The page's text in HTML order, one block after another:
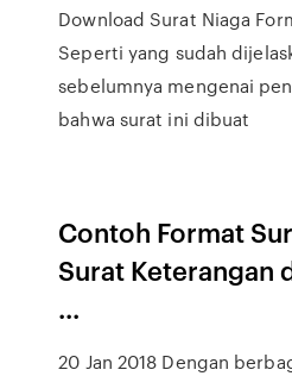
Download Surat Niaga
Seperti yang sudah
sebelumnya mengenai
bahwa surat ini dibuat
Contoh Format
Surat Keterangan
...
20 Jan 2018 Dengan